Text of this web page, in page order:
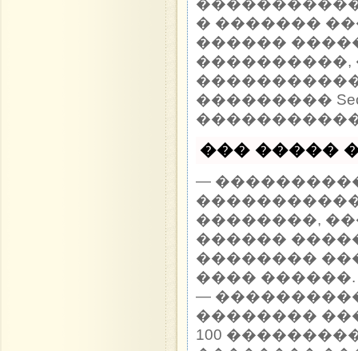
� �������
������
����������,
���������
��� �����
—
��������,
������
��������
���� ������.
—
��������
100